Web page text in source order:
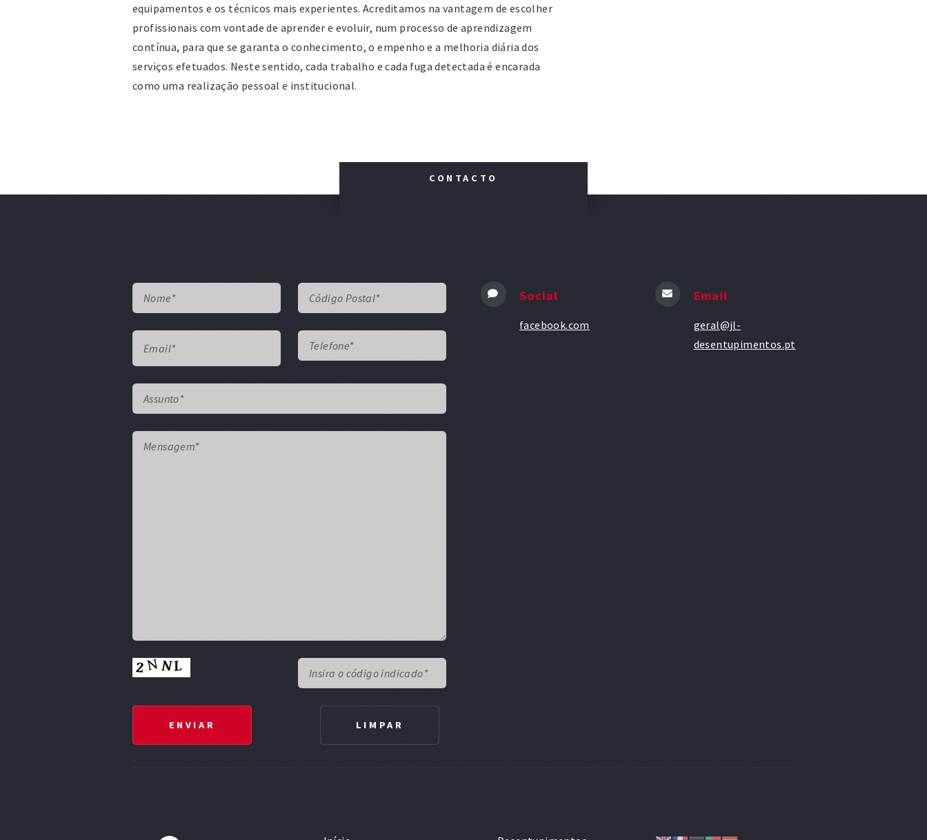
equipamentos e os técnicos mais experientes. Acreditamos na vantagem de escolher
profissionais com vontade de aprender e evoluir, num processo de aprendizagem
contínua, para que se garanta o conhecimento, o empenho e a melhoria diária dos
serviços efetuados. Neste sentido, cada trabalho e cada fuga detectada é encarada
como uma realização pessoal e institucional.
CONTACTO
Social
facebook.com
Email
geral@jl-
desentupimentos.pt